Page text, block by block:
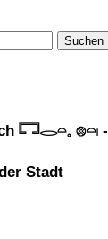
Suchen
𓉐𓂋𓏏𓈒 𓊖𓏏𓏺 -
Stadt